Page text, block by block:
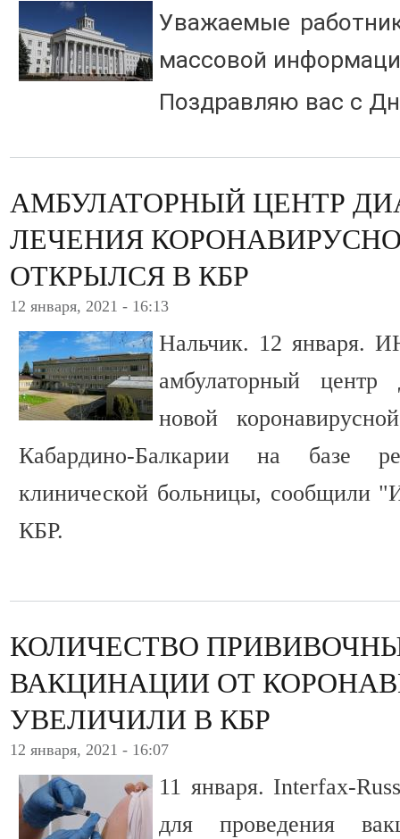
Уважаемые
массовой
Поздравляю вас с
АМБУЛАТОРНЫЙ ЦЕНТР
ЛЕЧЕНИЯ
ОТКРЫЛСЯ В КБР
12 января, 2021 - 16:13
Нальчик. 12 января.
амбулаторный центр
новой
Кабардино-Балкарии на базе
клинической больницы, сообщили
КБР.
КОЛИЧЕСТВО
ВАКЦИНАЦИИ ОТ
УВЕЛИЧИЛИ В КБР
12 января, 2021 - 16:07
11 января. Interfax-
для проведения